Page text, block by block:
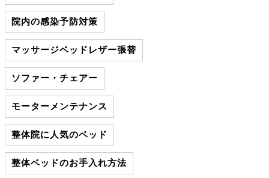
院内の感染予防対策
マッサージベッドレザー張替
ソファー・チェアー
モーターメンテナンス
整体院に人気のベッド
整体ベッドのお手入れ方法